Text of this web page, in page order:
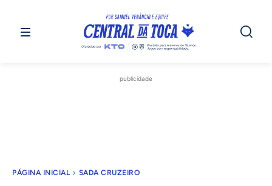
publicidade
PÁGINA INICIAL SADA CRUZEIRO